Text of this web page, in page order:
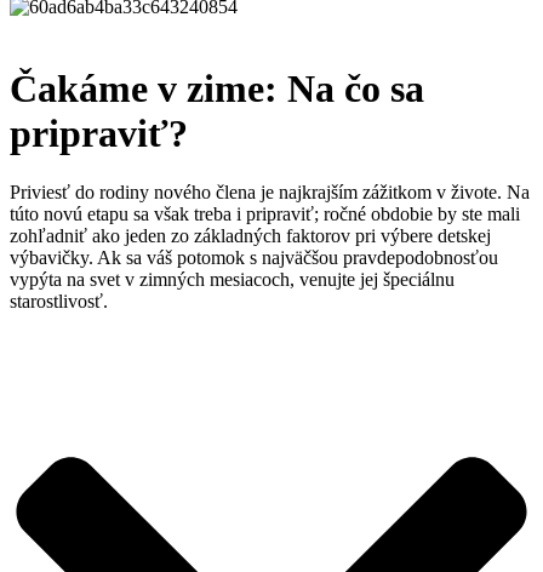
Čakáme v zime: Na čo sa
pripraviť?
Priviesť do rodiny nového člena je najkrajším zážitkom v živote. Na
túto novú etapu sa však treba i pripraviť; ročné obdobie by ste mali
zohľadniť ako jeden zo základných faktorov pri výbere detskej
výbavičky. Ak sa váš potomok s najväčšou pravdepodobnosťou
vypýta na svet v zimných mesiacoch, venujte jej špeciálnu
starostlivosť.